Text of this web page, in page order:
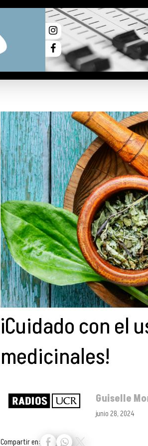
¡Cuidado con el
medicinales!
Guiselle
junio 28, 2024
Compartir en: